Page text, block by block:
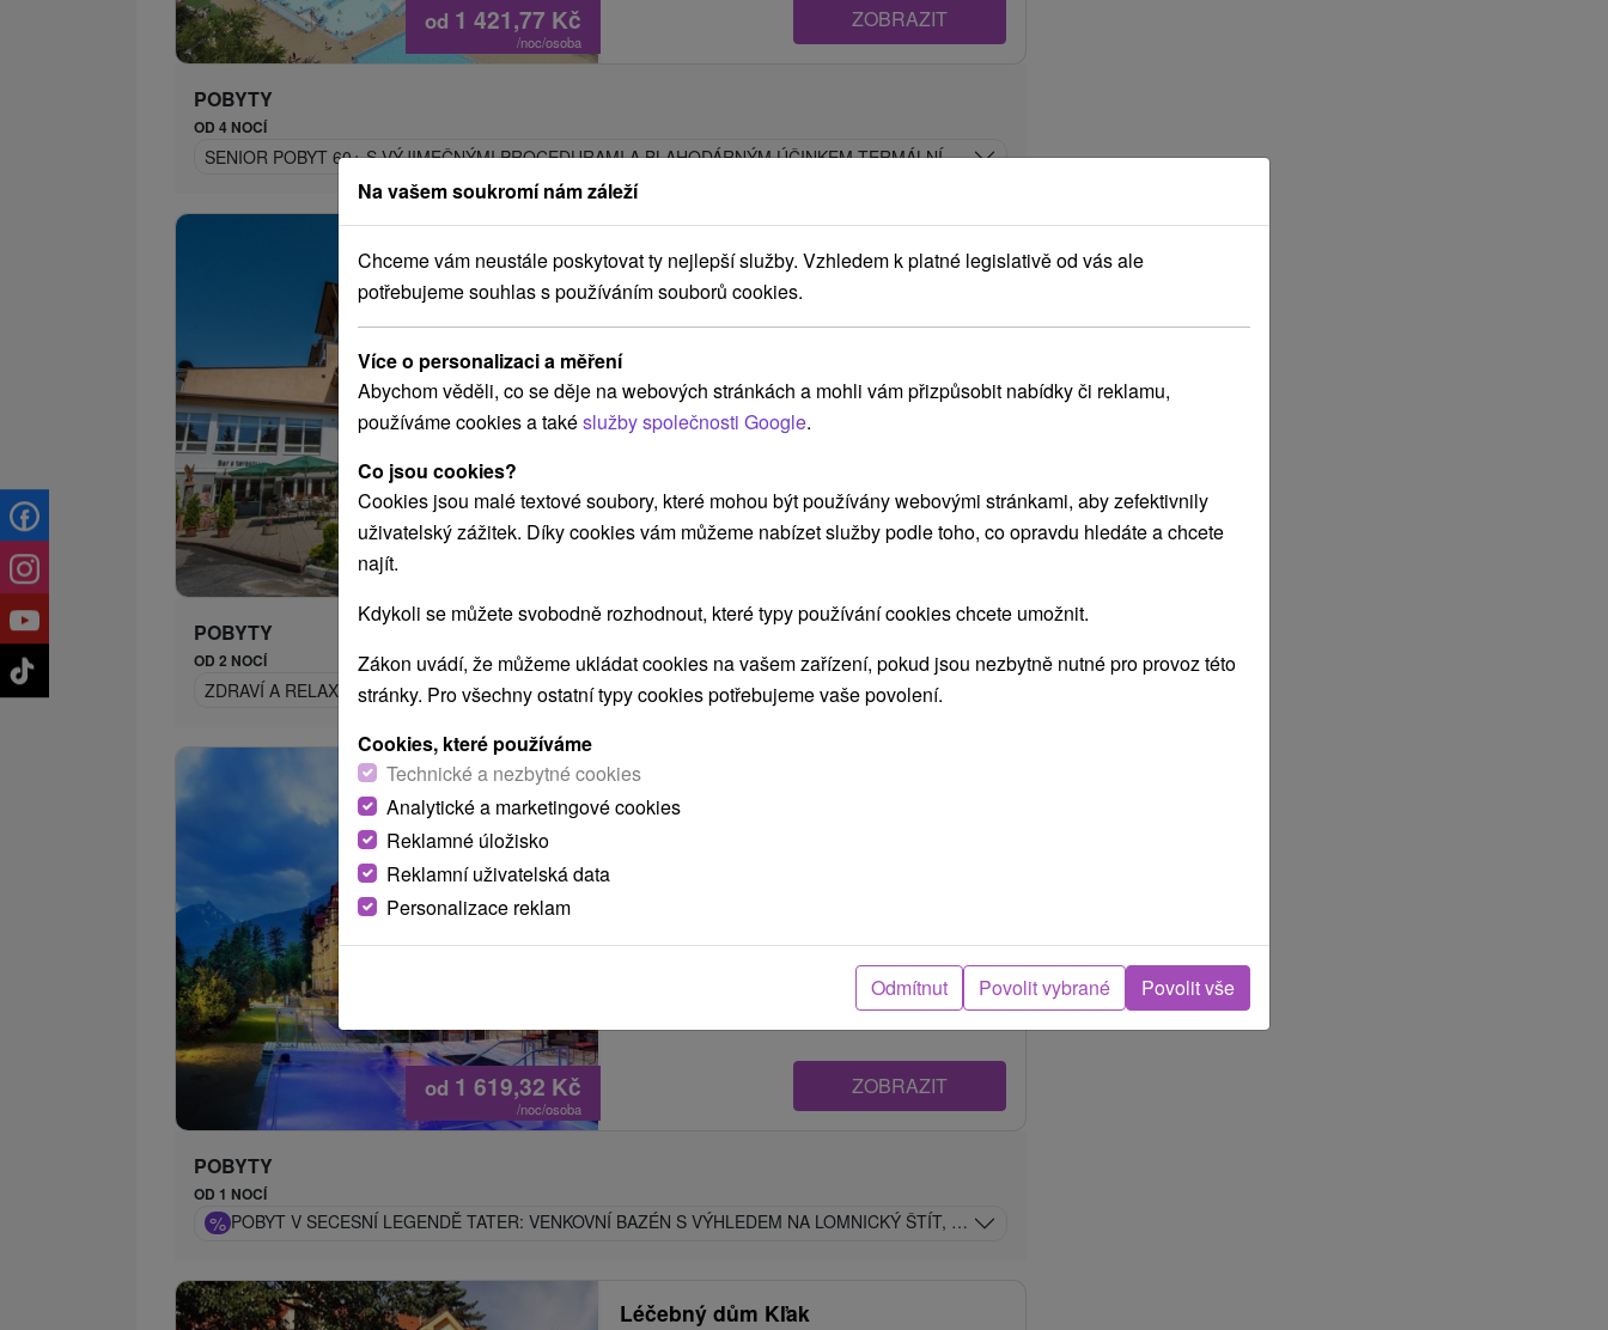
od 1 421,77 Kč
/noc/osoba
ZOBRAZIT
POBYTY
OD 4 NOCÍ
SENIOR POBYT 60+ S VÝJIMEČNÝMI PROCEDURAMI A BLAHODÁRNÝM ÚČINKEM TERMÁLNÍ VODY
od Kč
Liptovský Ján
Hotel Avena ***, rekondičně-rehabilitační
středisko, se nachází v nádherné přírodě...
ZOBRAZIT
POBYTY
OD 2 NOCÍ
ZDRAVÍ A RELAX V JÁNSKÉ DOLINĚ: RODINNÁ POHODA V NÁRUČÍ NÍZKÝCH TATER
od 1 619,32 Kč
/noc/osoba
Grandhotel Praha
Lomnica
tradicí a luxusním interiérem, se nachází v tichém
prostředí osady Tatranská Lomnica, ve...
ZOBRAZIT
POBYTY
OD 1 NOCÍ
% POBYT V SECESNÍ LEGENDĚ TATER: VENKOVNÍ BAZÉN S VÝHLEDEM NA LOMNICKÝ ŠTÍT, LANOVKY A AQUAPARKY
Léčebný dům Kľak
Na vašem soukromí nám záleží
Chceme vám neustále poskytovat ty nejlepší služby. Vzhledem k platné legislativě od vás ale
potřebujeme souhlas s používáním souborů cookies.
Více o personalizaci a měření
Abychom věděli, co se děje na webových stránkách a mohli vám přizpůsobit nabídky či reklamu,
používáme cookies a takéslužby společnosti Google.
Co jsou cookies?
Cookies jsou malé textové soubory, které mohou být používány webovými stránkami, aby zefektivnily
uživatelský zážitek. Díky cookies vám můžeme nabízet služby podle toho, co opravdu hledáte a chcete
najít.
Kdykoli se můžete svobodně rozhodnout, které typy používání cookies chcete umožnit.
Zákon uvádí, že můžeme ukládat cookies na vašem zařízení, pokud jsou nezbytně nutné pro provoz této
stránky. Pro všechny ostatní typy cookies potřebujeme vaše povolení.
Cookies, které používáme
Technické a nezbytné cookies
Analytické a marketingové cookies
Reklamné úložisko
Reklamní uživatelská data
Personalizace reklam
Odmítnut Povolit vybrané Povolit vše